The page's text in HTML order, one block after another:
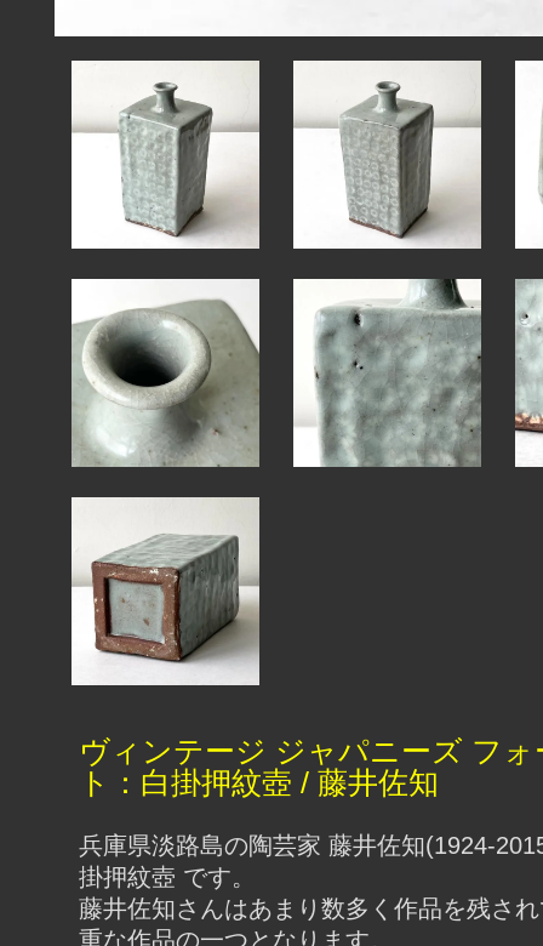
ヴィンテージ ジャパニーズ フォ
ト：白掛押紋壺 / 藤井佐知
兵庫県淡路島の陶芸家 藤井佐知(1924-
掛押紋壺 です。
藤井佐知さんはあまり数多く作品を残さ
重な作品の一つとなります。